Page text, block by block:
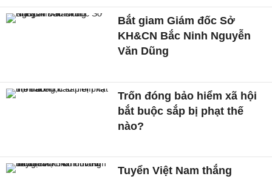
Bắt giam Giám đốc Sở
KH&CN Bắc Ninh Nguyễn
Văn Dũng
Trốn đóng bảo hiểm xã hội
bắt buộc sắp bị phạt thế
nào?
Tuyển Việt Nam thắng